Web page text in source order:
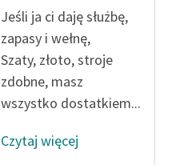
Jeśli ja ci daję służbę,
zapasy i wełnę,
Szaty, złoto, stroje
zdobne, masz
wszystko dostatkiem...
Czytaj więcej